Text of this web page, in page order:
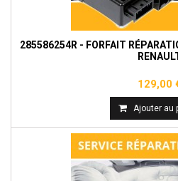
285586254R - FORFAIT
129,00
Ajouter au